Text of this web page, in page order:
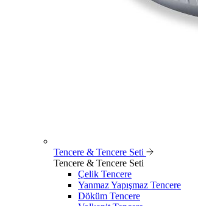
Tencere & Tencere Seti
Tencere & Tencere Seti
Çelik Tencere
Yanmaz Yapışmaz Tencere
Döküm Tencere